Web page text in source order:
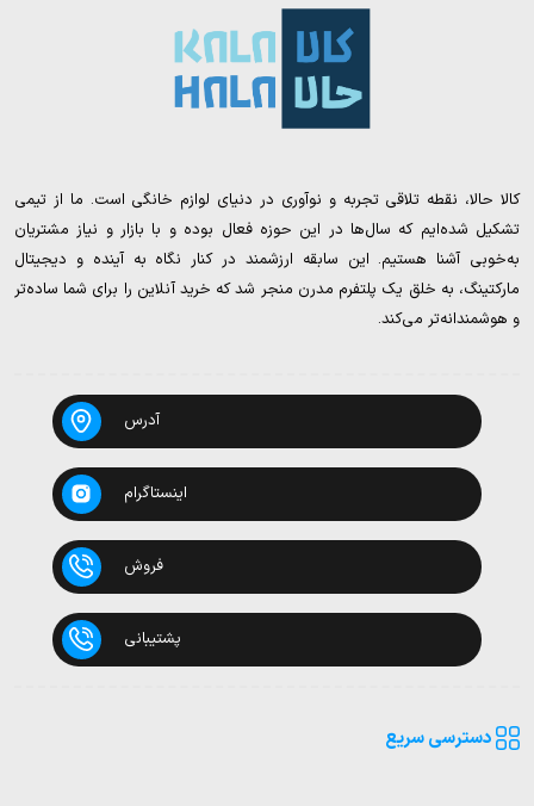
کالا حالا، نقطه تلاقی تجربه و نوآوری در دنیای لوازم خانگی است. ما از تیمی
تشکیل شده‌ایم که سال‌ها در این حوزه فعال بوده و با بازار و نیاز مشتریان
به‌خوبی آشنا هستیم. این سابقه ارزشمند در کنار نگاه به آینده و دیجیتال
مارکتینگ، به خلق یک پلتفرم مدرن منجر شد که خرید آنلاین را برای شما ساده‌تر
و هوشمندانه‌تر می‌کند.
آدرس
اینستاگرام
فروش
پشتیبانی
دسترسی سریع